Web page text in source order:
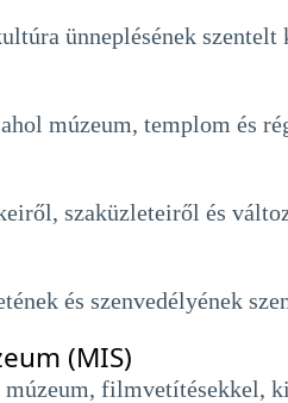
ünneplésének
múzeum, templom és
szaküzleteiről és
és szenvedélyének
(MIS)
filmvetítésekkel,